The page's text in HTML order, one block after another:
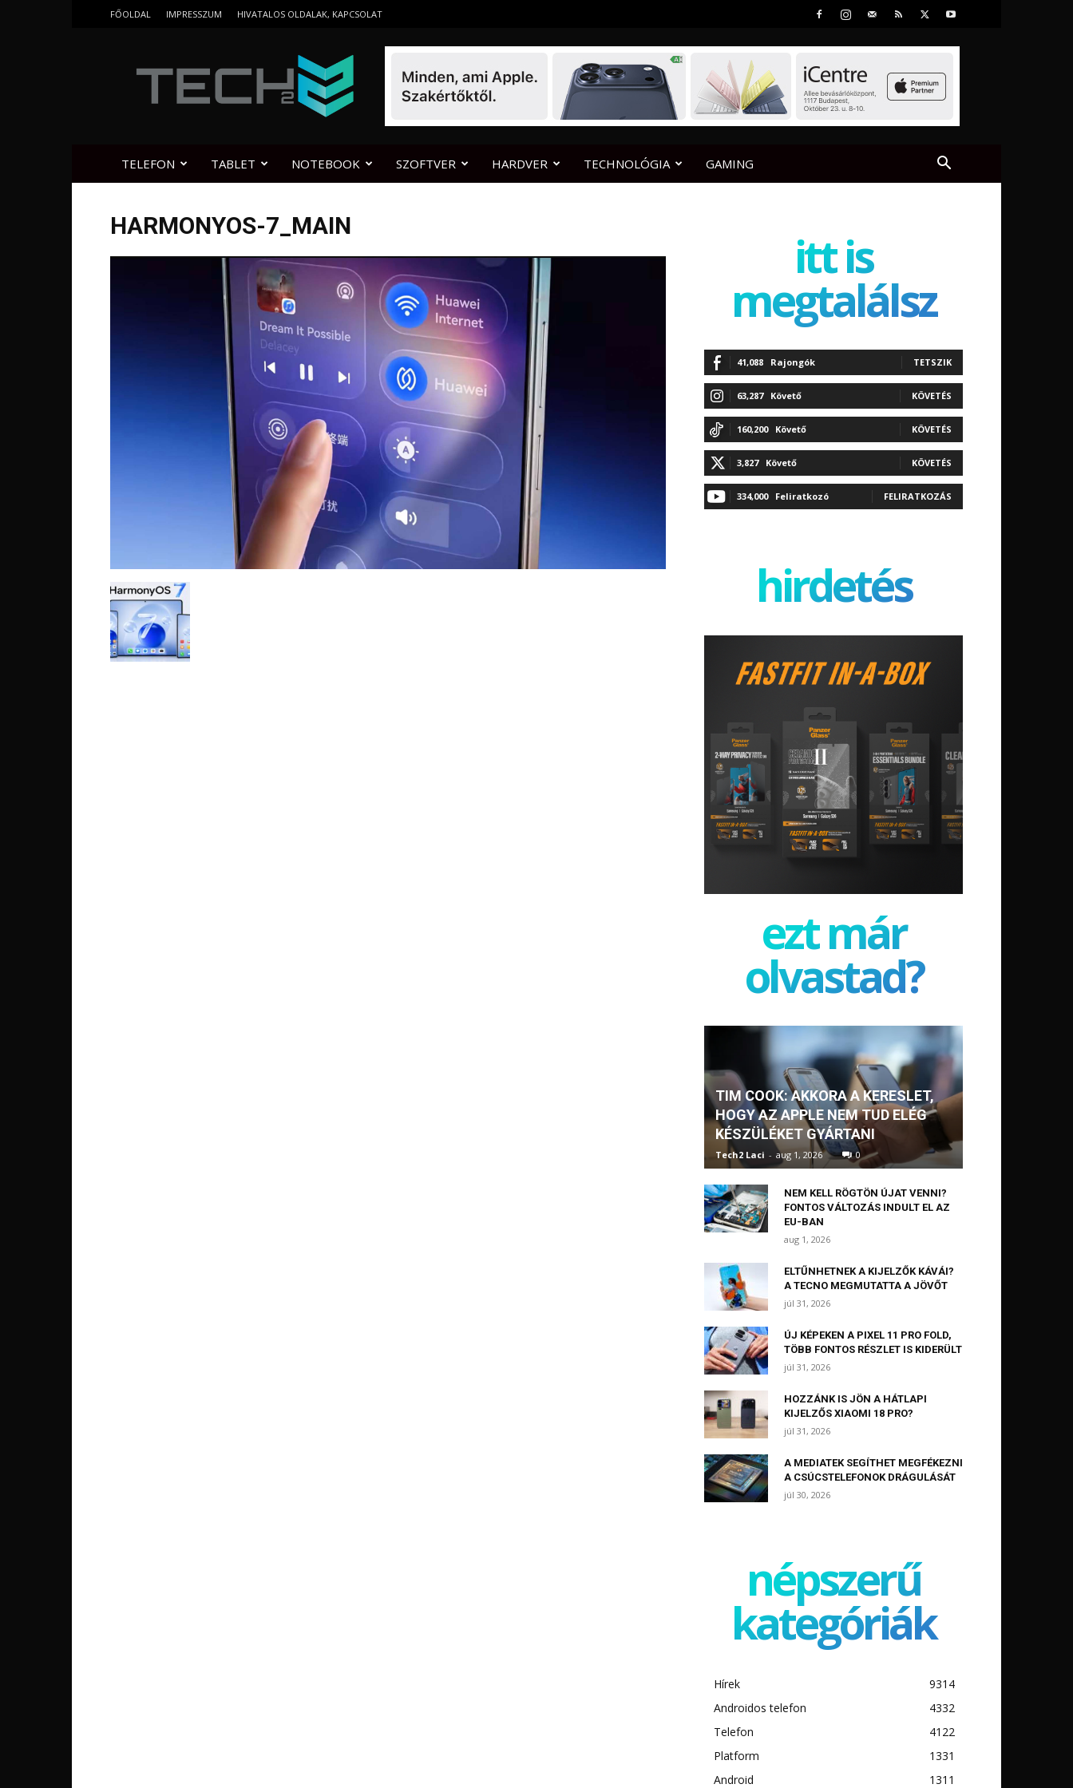
FŐOLDAL IMPRESSZUM HIVATALOS OLDALAK, KAPCSOLAT
TELEFON TABLET NOTEBOOK SZOFTVER HARDVER TECHNOLÓGIA GAMING
HARMONYOS-7_MAIN
itt is
megtalálsz
41,088 Rajongók TETSZIK
63,287 Követő KÖVETÉS
160,200 Követő KÖVETÉS
3,827 Követő KÖVETÉS
334,000 Feliratkozó FELIRATKOZÁS
hirdetés
ezt már
olvastad?
TIM COOK: AKKORA A KERESLET,
HOGY AZ APPLE NEM TUD ELÉG
KÉSZÜLÉKET GYÁRTANI
Tech2 Laci - aug 1, 2026 0
NEM KELL RÖGTÖN ÚJAT VENNI?
FONTOS VÁLTOZÁS INDULT EL AZ
EU-BAN
aug 1, 2026
ELTŰNHETNEK A KIJELZŐK KÁVÁI?
A TECNO MEGMUTATTA A JÖVŐT
júl 31, 2026
ÚJ KÉPEKEN A PIXEL 11 PRO FOLD,
TÖBB FONTOS RÉSZLET IS KIDERÜLT
júl 31, 2026
HOZZÁNK IS JÖN A HÁTLAPI
KIJELZŐS XIAOMI 18 PRO?
júl 31, 2026
A MEDIATEK SEGÍTHET MEGFÉKEZNI
A CSÚCSTELEFONOK DRÁGULÁSÁT
júl 30, 2026
népszerű
kategóriák
Hírek
9314
Androidos telefon
4332
Telefon
4122
Platform
1331
Android
1311